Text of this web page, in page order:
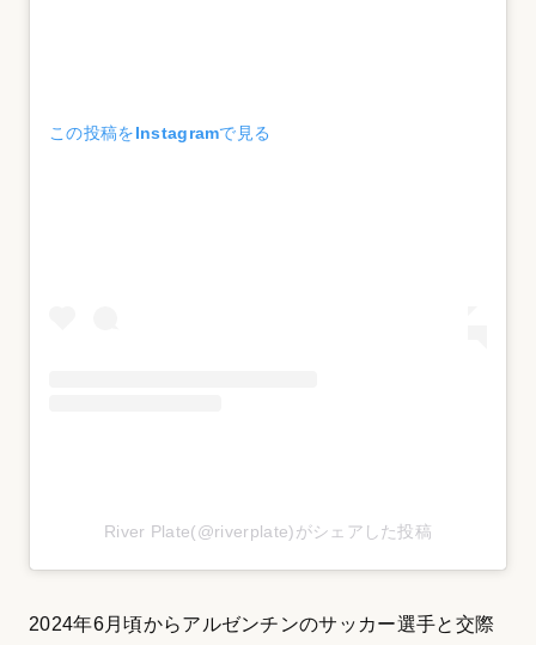
この投稿をInstagramで見る
River Plate(@riverplate)がシェアした投稿
2024年6月頃からアルゼンチンのサッカー選手と交際